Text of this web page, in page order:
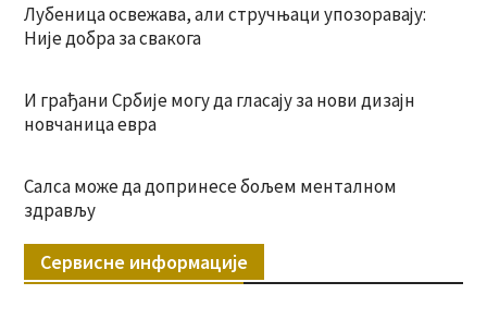
Лубеница освежава, али стручњаци упозоравају:
Није добра за свакога
И грађани Србије могу да гласају за нови дизајн
новчаница евра
Салса може да допринесе бољем менталном
здрављу
Сервисне информације